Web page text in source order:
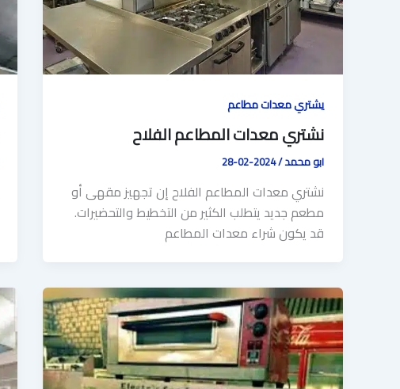
يشتري معدات مطاعم
نشتري معدات المطاعم الفلاح
ابو محمد/
2024-02-28
نشتري معدات المطاعم الفلاح إن تجهيز مقهى أو
مطعم جديد يتطلب الكثير من التخطيط والتحضيرات.
قد يكون شراء معدات المطاعم